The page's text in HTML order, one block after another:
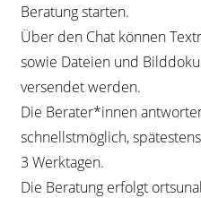
Beratung starten.
Über den Chat können
sowie Dateien und
versendet werden.
Die Berater*innen
schnellstmöglich,
3 Werktagen.
Die Beratung erfolgt